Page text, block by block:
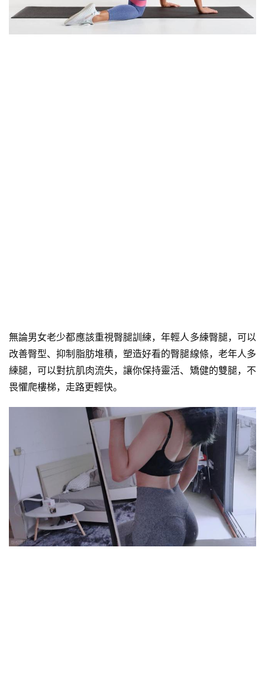
無論男女老少都應該重視臀腿訓練，年輕人多練臀腿，可以
改善臀型、抑制脂肪堆積，塑造好看的臀腿線條，老年人多
練腿，可以對抗肌肉流失，讓你保持靈活、矯健的雙腿，不
畏懼爬樓梯，走路更輕快。